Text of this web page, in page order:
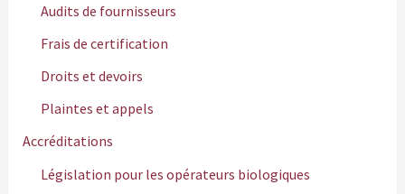
Audits de fournisseurs
Frais de certification
Droits et devoirs
Plaintes et appels
Accréditations
Législation pour les opérateurs biologiques